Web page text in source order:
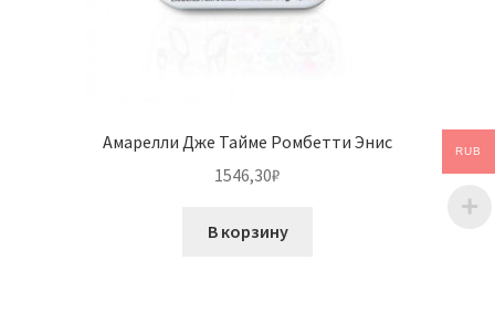
Амарелли Дже Тайме Ромбетти Энис
1546,30₽
В корзину
RUB